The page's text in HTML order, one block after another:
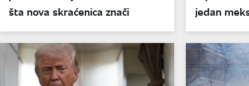
šta nova skraćenica znači
jedan